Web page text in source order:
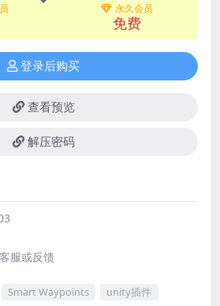
永久会员
免费
登录后购买
查看预览
解压密码
服或反馈
Smart Waypoints
unity插件